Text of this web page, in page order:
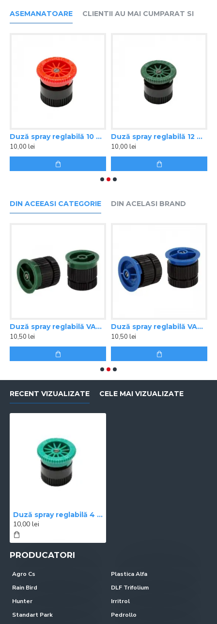
ASEMANATOARE CLIENTII AU MAI CUMPARAT SI
Duză spray reglabilă 10 A Hunter, raza 3 m
10,00 lei
Duză spray reglabilă 12 A Hunter, raza 3,7 m
10,00 lei
DIN ACEEASI CATEGORIE DIN ACELASI BRAND
Duză spray reglabilă VAN 8 Rain Bird
10,50 lei
Duză spray reglabilă VAN 10 Rain Bird
10,50 lei
RECENT VIZUALIZATE CELE MAI VIZUALIZATE
Duză spray reglabilă 4 A Hunter, raza 1,2 m
10,00 lei
PRODUCATORI
Agro Cs
Plastica Alfa
Rain Bird
DLF Trifolium
Hunter
Irritrol
Standart Park
Pedrollo